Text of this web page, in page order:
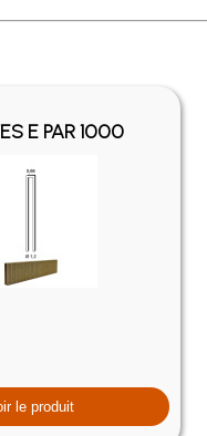
les frais de port en
E PAR 1000
le produit